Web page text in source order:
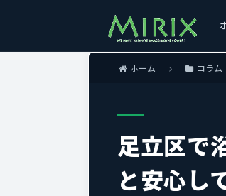
ホーム コラム
足立区で
と安心し